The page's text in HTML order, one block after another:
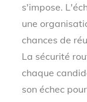
s'impose.
une
chances de
La sécurité
chaque
son échec